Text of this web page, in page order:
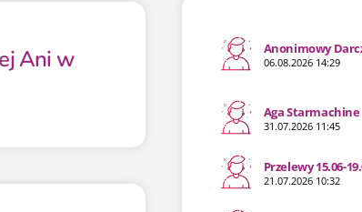
Ani w
Anonimowy
06.08.2026 14:29
Aga Starmachine
31.07.2026 11:45
Przelewy 15.06-
21.07.2026 10:32